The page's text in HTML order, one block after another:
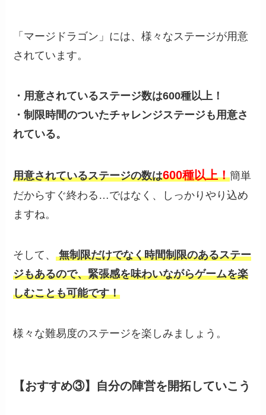
「マージドラゴン」には、様々なステージが用意
されています。
・用意されているステージ数は600種以上！
・制限時間のついたチャレンジステージも用意さ
れている。
用意されているステージの数は600種以上！簡単
だからすぐ終わる…ではなく、しっかりやり込め
ますね。
そして、無制限だけでなく時間制限のあるステー
ジもあるので、緊張感を味わいながらゲームを楽
しむことも可能です！
様々な難易度のステージを楽しみましょう。
【おすすめ③】自分の陣営を開拓していこう